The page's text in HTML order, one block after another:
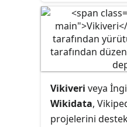
başarısı 2009
Altı Futbol
Vikiveri veya
Wikidata,
projelerini